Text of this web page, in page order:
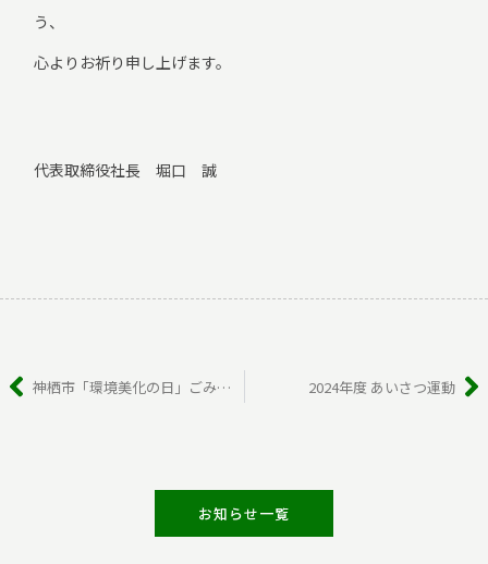
う、
心よりお祈り申し上げます。
代表取締役社長 堀口 誠
神栖市「環境美化の日」ごみ拾集活動実施について 2024年度 あいさつ運動
お知らせ一覧